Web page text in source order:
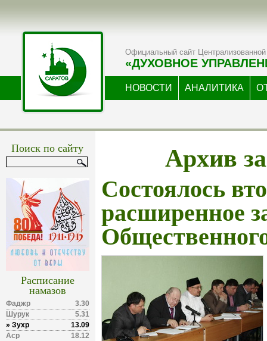
Официальный сайт Централизованной
«ДУХОВНОЕ
НОВОСТИ АНАЛИТИКА
Поиск по сайту
Расписание
намазов
Фаджр
3.30
Шурук
5.31
» Зухр
13.09
Аср
18.12
Архив
Состоялось
расширенное